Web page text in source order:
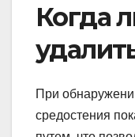
Когда
При
средостения